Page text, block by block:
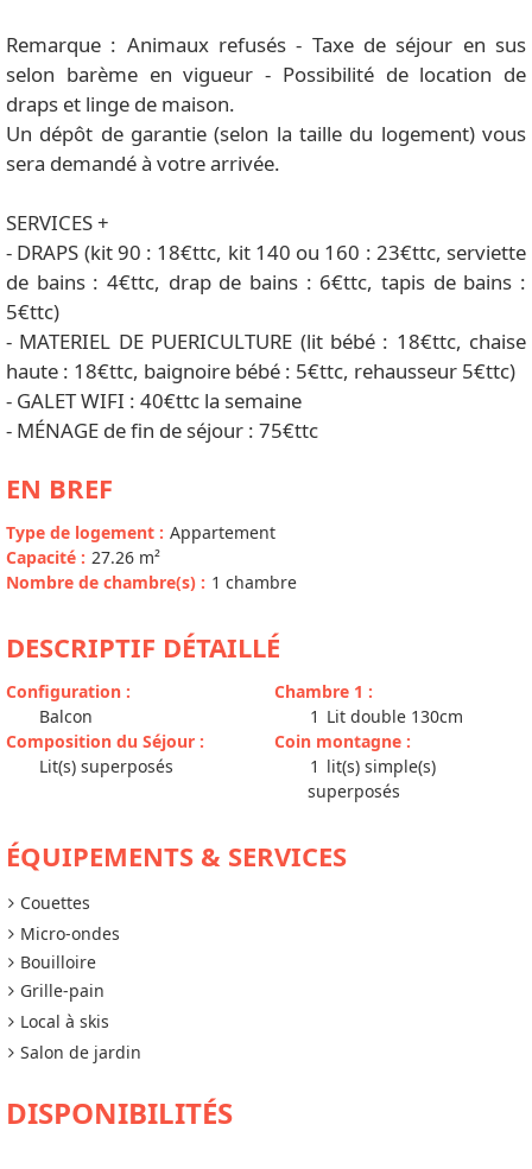
Remarque : Animaux refusés - Taxe de séjour en sus
selon barème en vigueur - Possibilité de location de
draps et linge de maison.
Un dépôt de garantie (selon la taille du logement) vous
sera demandé à votre arrivée.
SERVICES +
- DRAPS (kit 90 : 18€ttc, kit 140 ou 160 : 23€ttc, serviette
de bains : 4€ttc, drap de bains : 6€ttc, tapis de bains :
5€ttc)
- MATERIEL DE PUERICULTURE (lit bébé : 18€ttc, chaise
haute : 18€ttc, baignoire bébé : 5€ttc, rehausseur 5€ttc)
- GALET WIFI : 40€ttc la semaine
- MÉNAGE de fin de séjour : 75€ttc
EN BREF
Type de logement : Appartement
Capacité : 27.26 m²
Nombre de chambre(s) : 1 chambre
DESCRIPTIF DÉTAILLÉ
Configuration :
Balcon
Composition du Séjour :
Lit(s) superposés
Chambre 1 :
1 Lit double 130cm
Coin montagne :
1 lit(s) simple(s)
superposés
ÉQUIPEMENTS & SERVICES
Couettes
Micro-ondes
Bouilloire
Grille-pain
Local à skis
Salon de jardin
DISPONIBILITÉS